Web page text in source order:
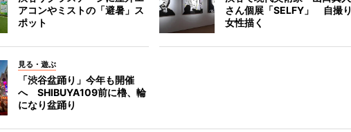
アコンやミストの「避暑」ス
ポット
さん個展「SELFY」 自撮り
女性描く
見る・遊ぶ
「渋谷盆踊り」今年も開催
へ SHIBUYA109前に櫓、輪
になり盆踊り